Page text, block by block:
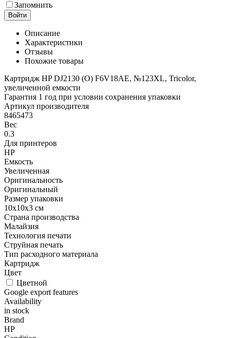
Запомнить
Войти
Описание
Характеристики
Отзывы
Похожие товары
Картридж HP DJ2130 (О) F6V18AE, №123XL, Tricolor,
увеличенной емкости
Гарантия 1 год при условии сохранения упаковки
Артикул производителя
8465473
Вес
0.3
Для принтеров
HP
Емкость
Увеличенная
Оригинальность
Оригинальный
Размер упаковки
10x10x3 см
Страна производства
Малайзия
Технология печати
Струйная печать
Тип расходного материала
Картридж
Цвет
Цветной
Google export features
Availability
in stock
Brand
HP